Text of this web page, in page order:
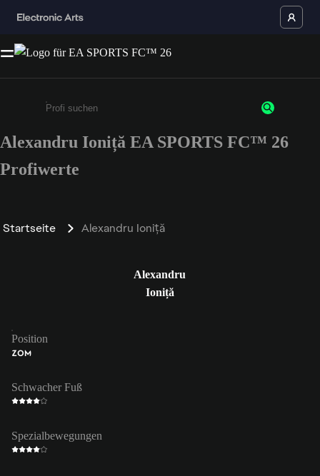
Gib mindestens 3 Zeichen oder Ziffern ein
Alexandru Ioniță EA SPORTS FC™ 26
Profiwerte
Startseite Alexandru Ioniță
Alexandru
Ioniță
Position
ZOM
Schwacher Fuß
Spezialbewegungen